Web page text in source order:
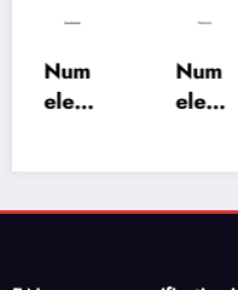
Num
ele
semn
Num
ele
semn
e,